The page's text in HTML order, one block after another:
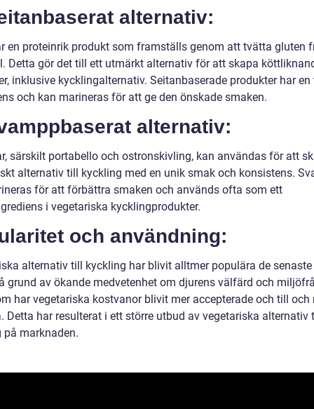
alternativ:
en proteinrik produkt som framställs genom att tvätta gluten
Detta gör det till ett utmärkt alternativ för att skapa
inklusive kycklingalternativ. Seitanbaserade produkter har
och kan marineras för att ge den önskade smaken.
alternativ:
särskilt portabello och ostronskivling, kan användas för att
alternativ till kyckling med en unik smak och konsistens.
för att förbättra smaken och används ofta som ett
i vegetariska kycklingprodukter.
och användning:
alternativ till kyckling har blivit alltmer populära de senaste
grund av ökande medvetenhet om djurens välfärd och
har vegetariska kostvanor blivit mer accepterade och till och
Detta har resulterat i ett större utbud av vegetariska alternativ
på marknaden.